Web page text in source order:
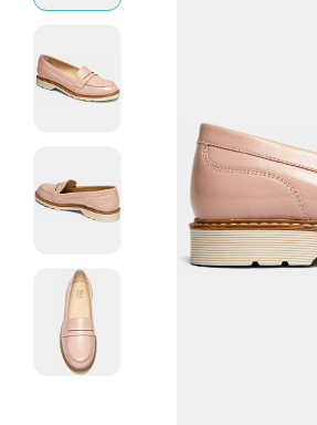
Капсула
Акции / Новости
Адреса магазинов